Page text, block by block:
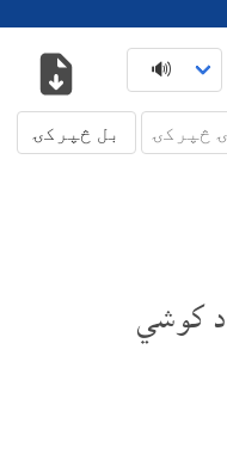
څپرکۍ بل څپرکۍ
کوشي